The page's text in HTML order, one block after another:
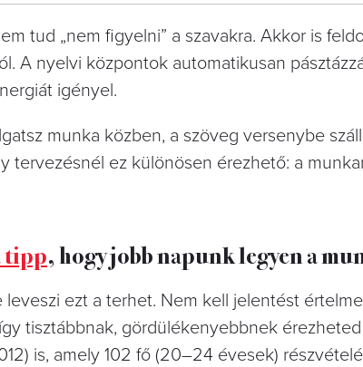
tud „nem figyelni” a szavakra. Akkor is
A nyelvi központok automatikusan
igényel.
munka közben, a szöveg versenybe
tervezésnél ez különösen érezhető: a
tipp, hogy jobb napunk legyen a
leveszi ezt a terhet. Nem kell jelentést
tisztábbnak, gördülékenyebbnek
is, amely 102 fő (20–24 évesek)